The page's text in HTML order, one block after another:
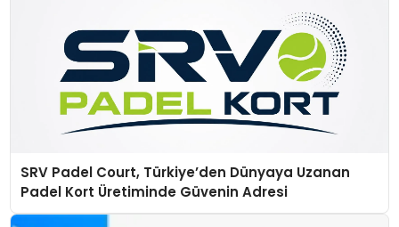
SRV Padel Court, Türkiye’den Dünyaya Uzanan
Padel Kort Üretiminde Güvenin Adresi